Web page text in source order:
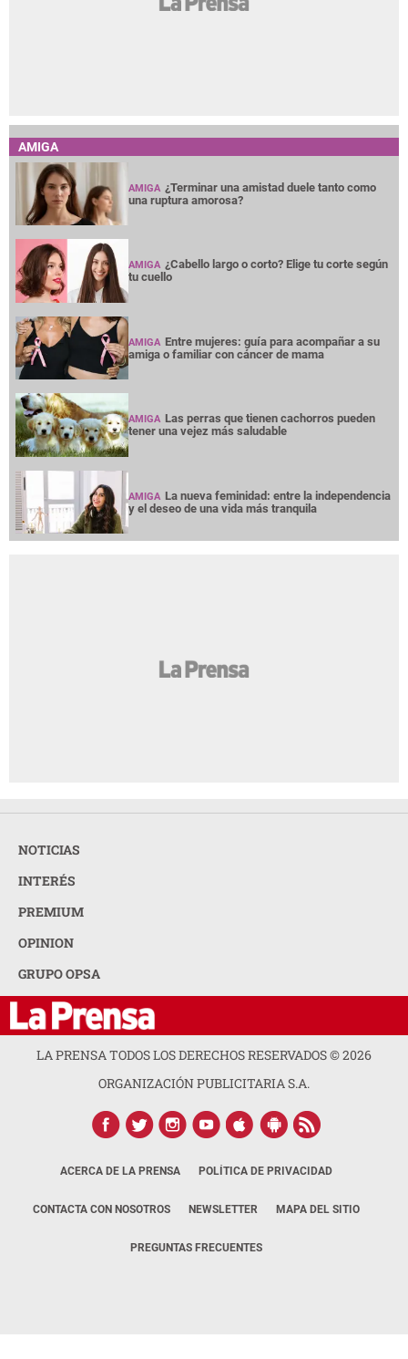
AMIGA
AMIGA ¿Terminar una amistad duele tanto como
una ruptura amorosa?
AMIGA ¿Cabello largo o corto? Elige tu corte según
tu cuello
AMIGA Entre mujeres: guía para acompañar a su
amiga o familiar con cáncer de mama
AMIGA Las perras que tienen cachorros pueden
tener una vejez más saludable
AMIGA La nueva feminidad: entre la independencia
y el deseo de una vida más tranquila
NOTICIAS
INTERÉS
PREMIUM
OPINION
GRUPO OPSA
LA PRENSA TODOS LOS DERECHOS RESERVADOS ©2026
ORGANIZACIÓN PUBLICITARIA S.A.
ACERCA DE LA PRENSA POLÍTICA DE PRIVACIDAD
CONTACTA CON NOSOTROS NEWSLETTER MAPA DEL SITIO
PREGUNTAS FRECUENTES